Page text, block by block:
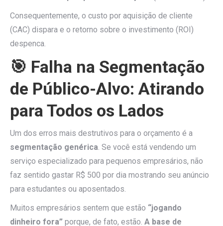
Consequentemente, o custo por aquisição de cliente
(CAC) dispara e o retorno sobre o investimento (ROI)
despenca.
🎯 Falha na Segmentação
de Público-Alvo: Atirando
para Todos os Lados
Um dos erros mais destrutivos para o orçamento é a
segmentação genérica. Se você está vendendo um
serviço especializado para pequenos empresários, não
faz sentido gastar R$ 500 por dia mostrando seu anúncio
para estudantes ou aposentados.
Muitos empresários sentem que estão “jogando
dinheiro fora” porque, de fato, estão. A base de